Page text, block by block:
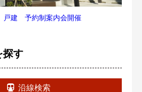
戸建 予約制案内会開催
探す
沿線検索